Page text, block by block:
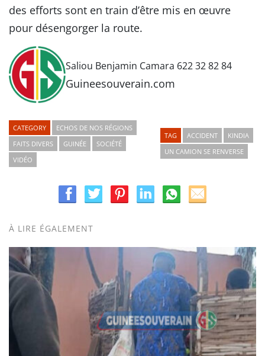
des efforts sont en train d’être mis en œuvre
pour désengorger la route.
Saliou Benjamin Camara 622 32 82 84
Guineesouverain.com
CATEGORY
ECHOS DE NOS RÉGIONS
FAITS DIVERS
GUINÉE
SOCIÉTÉ
VIDÉO
TAG ACCIDENT
KINDIA
UN CAMION SE RENVERSE
À LIRE ÉGALEMENT